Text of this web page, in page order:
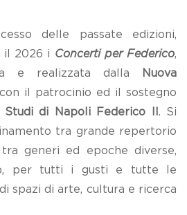
delle passate edizioni,
il 2026 i Concerti per Federico,
e realizzata dalla
Nuova
con il patrocinio ed il sostegno
Studi di Napoli Federico II . Si
tra grande repertorio
generi ed epoche diverse,
per tutti i gusti e tutte le
spazi di arte, cultura e ricerca